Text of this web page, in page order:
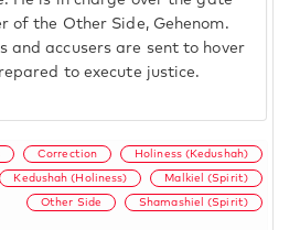
of the Other Side, Gehenom.
and accusers are sent to hover
to execute justice.
Correction Holiness (Kedushah)
Kedushah (Holiness) Malkiel (Spirit)
Other Side Shamashiel (Spirit)